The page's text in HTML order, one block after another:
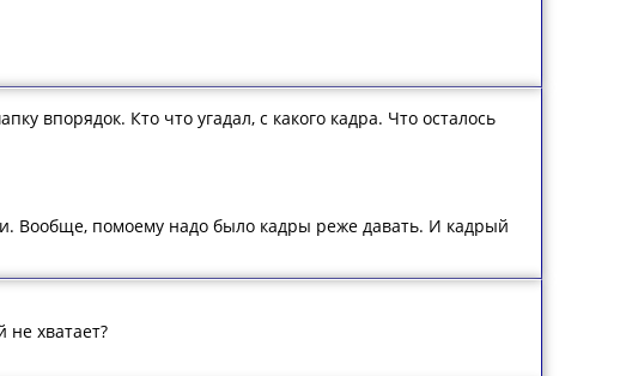
впорядок. Кто что угадал, с какого кадра. Что осталось
Вообще, помоему надо было кадры реже давать. И кадрый
хватает?